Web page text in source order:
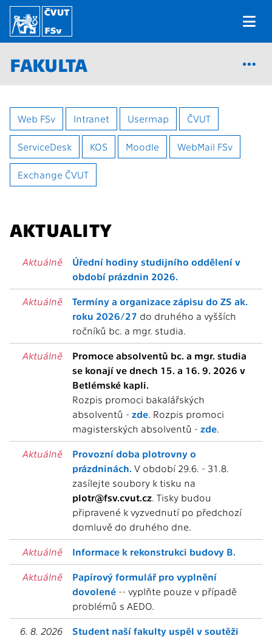
FAKULTA
Web FSv Intranet Usermap ČVUT
ServiceDesk KOS Moodle WebMail FSv
Exchange ČVUT
AKTUALITY
Aktuálně
Úřední hodiny studijního oddělení v
období prázdnin 2026.
Aktuálně
Termíny a organizace zápisu do ZS ak.
roku 2026/27 do druhého a vyšších
ročníků bc. a mgr. studia.
Aktuálně
Promoce absolventů bc. a mgr. studia
se konají ve dnech 15. a 16. 9. 2026 v
Betlémské kapli.
Rozpis promoci bakalářských
absolventů - zde. Rozpis promoci
magisterských absolventů - zde.
Aktuálně
Provozní doba plotrovny o
prázdninách. V období 29.6. - 31.8.
zasílejte soubory k tisku na
plotr@fsv.cvut.cz. Tisky budou
připravené k vyzvednutí po předchozí
domluvě do druhého dne.
Aktuálně Informace k rekonstrukci budovy B.
Aktuálně
Papírový formulář pro vyplnění
dovolené -- vyplňte pouze v případě
problémů s AEDO.
6. 8. 2026
Student naší fakulty uspěl v soutěži